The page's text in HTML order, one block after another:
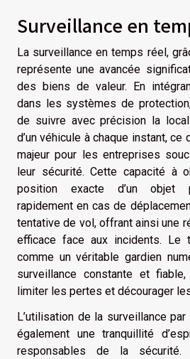
Surveillance en
La surveillance en temps réel,
représente une avancée
des biens de valeur. En
dans les systèmes de
de suivre avec précision la
d’un véhicule à chaque instant, ce
majeur pour les entreprises
leur sécurité. Cette capacité à
position exacte d’un objet
rapidement en cas de
tentative de vol, offrant ainsi une
efficace face aux incidents. Le
comme un véritable gardien
surveillance constante et
limiter les pertes et décourager
L’utilisation de la surveillance
également une tranquillité
responsables de la